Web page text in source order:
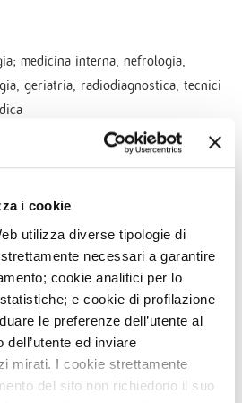
i cookie
utilizza diverse tipologie di
necessari a garantire
cookie analitici per lo
e cookie di profilazione
le preferenze dell’utente al
ed inviare
mirati. I cookie strettamente
del sito non richiedono il suo
medicina interna, nefrologia,
geriatria, radiodiagnostica, tecnici